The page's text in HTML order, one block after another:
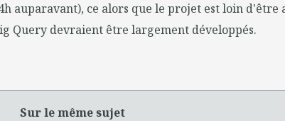
auparavant), ce alors que le projet est loin d'être
Query devraient être largement développés.
Sur le même sujet